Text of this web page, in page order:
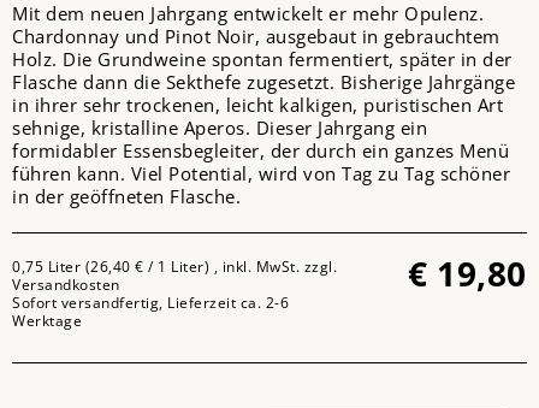
Mit dem neuen Jahrgang entwickelt er mehr Opulenz.
Chardonnay und Pinot Noir, ausgebaut in gebrauchtem
Holz. Die Grundweine spontan fermentiert, später in der
Flasche dann die Sekthefe zugesetzt. Bisherige Jahrgänge
in ihrer sehr trockenen, leicht kalkigen, puristischen Art
sehnige, kristalline Aperos. Dieser Jahrgang ein
formidabler Essensbegleiter, der durch ein ganzes Menü
führen kann. Viel Potential, wird von Tag zu Tag schöner
in der geöffneten Flasche.
0,75 Liter (26,40 € / 1 Liter) , inkl. MwSt. zzgl.
Versandkosten
Sofort versandfertig, Lieferzeit ca. 2-6
Werktage
€ 19,80